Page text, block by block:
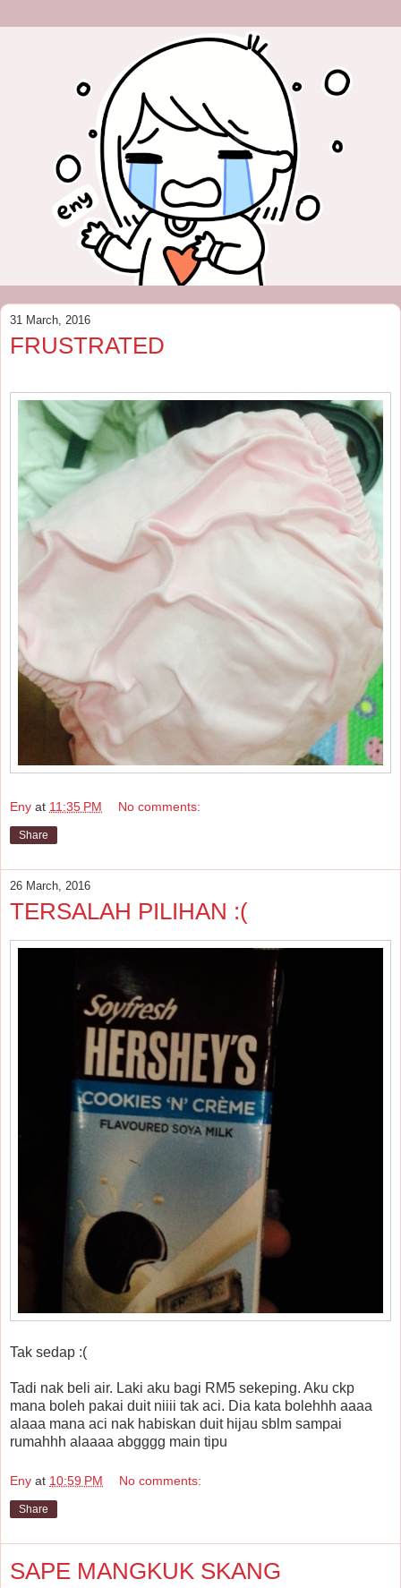
31 March, 2016
FRUSTRATED
Eny at 11:35 PM No comments:
Share
26 March, 2016
TERSALAH PILIHAN :(
Tak sedap :(
Tadi nak beli air. Laki aku bagi RM5 sekeping. Aku ckp
mana boleh pakai duit niiii tak aci. Dia kata bolehhh aaaa
alaaa mana aci nak habiskan duit hijau sblm sampai
rumahhh alaaaa abgggg main tipu
Eny at 10:59 PM No comments:
Share
SAPE MANGKUK SKANG